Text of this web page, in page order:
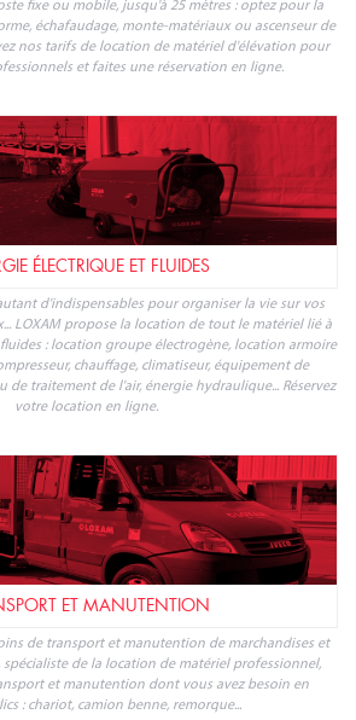
fixe ou mobile, jusqu'à 25 mètres : optez pour la
échafaudage, monte-matériaux ou ascenseur de
nos tarifs de location de matériel d'élévation pour
et faites une réservation en ligne.
ÉLECTRIQUE ET FLUIDES
d'indispensables pour organiser la vie sur vos
LOXAM propose la location de tout le matériel lié à
: location groupe électrogène, location armoire
chauffage, climatiseur, équipement de
de traitement de l'air, énergie hydraulique... Réservez
votre location en ligne.
ET MANUTENTION
de transport et manutention de marchandises et
spécialiste de la location de matériel professionnel,
et manutention dont vous avez besoin en
: chariot, camion benne, remorque...